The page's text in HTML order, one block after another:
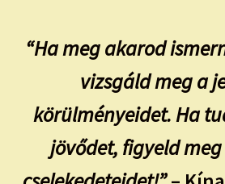
“Ha meg akarod
vizsgáld meg a
körülményeidet. Ha
jövődet, figyeld